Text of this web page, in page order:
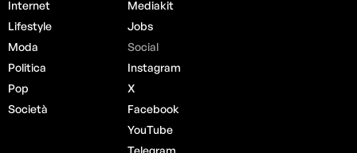
Internet
Lifestyle
Moda
Politica
Pop
Società
Mediakit
Jobs
Social
Instagram
X
Facebook
YouTube
Telegram